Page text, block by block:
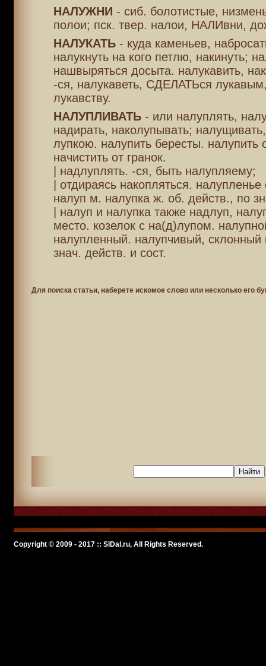
НАЛУЖНИ - сиб. болотистые,
полои; пск. твер. налои, НАЛИвни,
НАЛУКАТЬ- куда каменьев,
налукнуть на кого петлю, накинуть;
нашвыряться досыта. налукавить,
-ся, налукаветь, СДЕЛАТЬся
лукавству.
НАЛУПЛИВАТЬ- или налуплять,
надирать, наколупывать;
лупкою. налупить бересты. налупить
начистить от гранок.
| надлуплять. -ся, быть налупляему;
| отдираясь накопляться. налупленье
налуп м. налупка ж. об. действ., по
| налуп и налупка также надлуп,
место. козелок с на(д)лупом.
налупленный. налупчивый, склонный
знач. действ. и сост.
Для поиска статьи, наберете искомое слово или несколько его
Copyright © 2009 - 2017 :: SlDal.ru, All Rights Reserved.